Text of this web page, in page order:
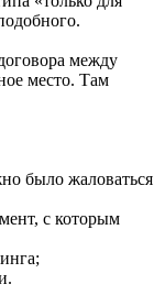
между
место. Там
было жаловаться
с которым